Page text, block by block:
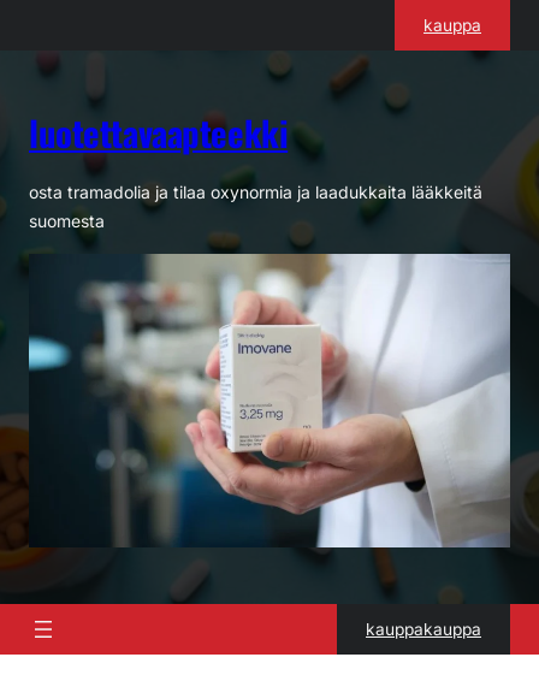
kauppa
luotettavaapteekki
osta tramadolia ja tilaa oxynormia ja laadukkaita lääkkeitä
suomesta
kauppakauppa